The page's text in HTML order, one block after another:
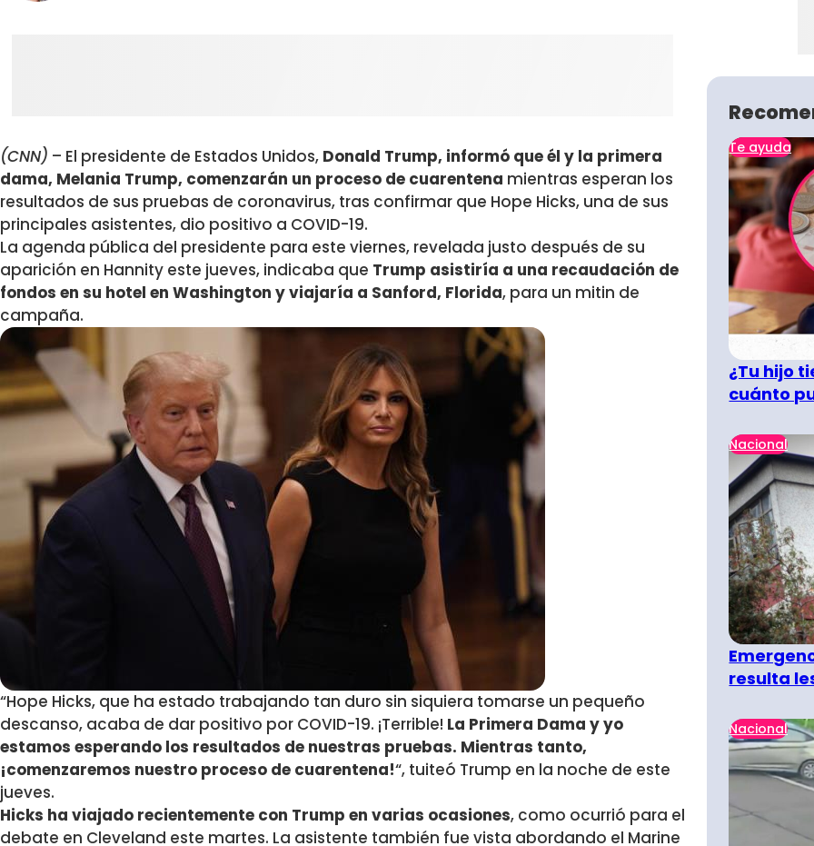
(CNN) – El presidente de Estados Unidos, Donald Trump, informó que él y la primera
dama, Melania Trump, comenzarán un proceso de cuarentena mientras esperan los
resultados de sus pruebas de coronavirus, tras confirmar que Hope Hicks, una de sus
principales asistentes, dio positivo a COVID-19.
La agenda pública del presidente para este viernes, revelada justo después de su
aparición en Hannity este jueves, indicaba que Trump asistiría a una recaudación de
fondos en su hotel en Washington y viajaría a Sanford, Florida, para un mitin de
campaña.
“Hope Hicks, que ha estado trabajando tan duro sin siquiera tomarse un pequeño
descanso, acaba de dar positivo por COVID-19. ¡Terrible! La Primera Dama y yo
estamos esperando los resultados de nuestras pruebas. Mientras tanto,
¡comenzaremos nuestro proceso de cuarentena!“, tuiteó Trump en la noche de este
jueves.
Hicks ha viajado recientemente con Trump en varias ocasiones, como ocurrió para el
debate en Cleveland este martes. La asistente también fue vista abordando el Marine
Te ayuda
¿Tu hijo
cuánto
Nacional
resulta
Nacional